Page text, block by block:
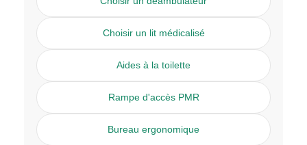
Choisir un lit médicalisé
Aides à la toilette
Rampe d'accès PMR
Bureau ergonomique